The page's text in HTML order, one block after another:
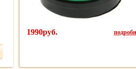
1990руб.